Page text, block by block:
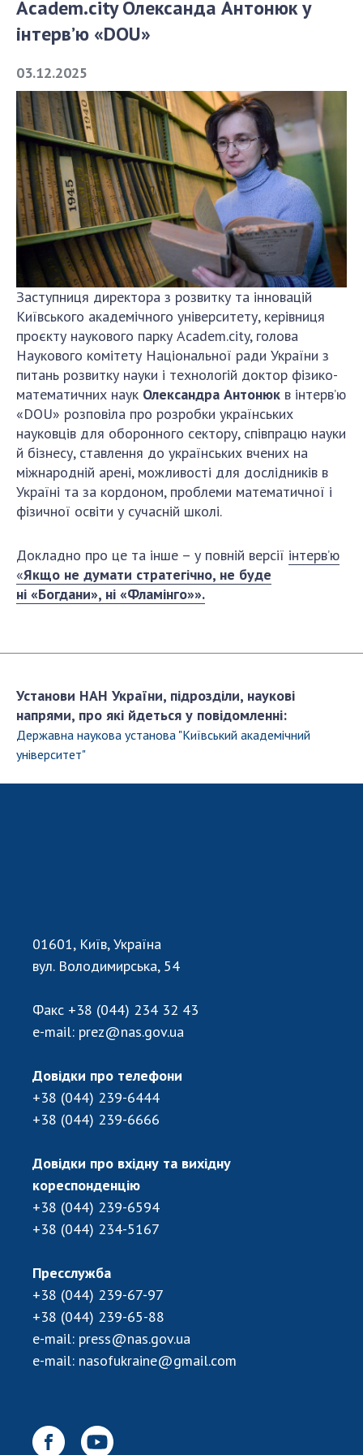
СТРУКТУРА
Президія НАН України
Апарат Президії
Секція фізико-технічних і математичних
наук
Секція хімічних і біологічних наук
Секція суспільних і гуманітарних наук
Установи при Президії
Ради, комітети та комісії
Наукові центри МОН та НАН України
Громадські організації
ДІЯЛЬНІСТЬ
Засідання Президії НАН України
Сесії Загальних зборів НАН України
Річні звіти НАН України
Річні фінансові звіти НАН України
Наукові публікації та видавнича діяльність
трансфер технологій в наукових установах
Наукові об'єкти, що становлять національне
надбання
наукових установ
Конкурси наукових досліджень НАН України
Відкрита наука в НАН України
Підготовка наукових кадрів
ДОКУМЕНТИ
Державний бюджет НАН України
Вибори до складу НАН України
НОВИНИ
ЗАСІДАННЯ ПРЕЗИДІЇ НАН УКРАЇНИ
НАУКОВІ ВИДАННЯ
МЕДІА ПРО НАС
АКАДЕМІЯ КОМЕНТУЄ
КОНТАКТИ
ПРОФСПІЛКА НАН УКРАЇНИ
КАБІНЕТ
Academ.city Олександа Антонюк у
інтерв’ю «DOU»
03.12.2025
Заступниця директора з розвитку та інновацій
Київського академічного університету, керівниця
проєкту наукового парку Academ.city, голова
Наукового комітету Національної ради України з
питань розвитку науки і технологій доктор фізико-
математичних наук Олександра Антонюк в інтерв’ю
«DOU» розповіла про розробки українських
науковців для оборонного сектору, співпрацю науки
й бізнесу, ставлення до українських вчених на
міжнародній арені, можливості для дослідників в
Україні та за кордоном, проблеми математичної і
фізичної освіти у сучасній школі.
Докладно про це та інше – у повній версії інтерв’ю
«Якщо не думати стратегічно, не буде
ні «Богдани», ні «Фламінго»».
Установи НАН України, підрозділи, наукові
напрями, про які йдеться у повідомленні:
Державна наукова установа "Київський академічний
університет"
01601, Київ, Україна
вул. Володимирська, 54
Факс +38 (044) 234 32 43
e-mail: prez@nas.gov.ua
Довідки про телефони
+38 (044) 239-6444
+38 (044) 239-6666
Довідки про вхідну та вихідну
кореспонденцію
+38 (044) 239-6594
+38 (044) 234-5167
Пресслужба
+38 (044) 239-67-97
+38 (044) 239-65-88
e-mail: press@nas.gov.ua
e-mail: nasofukraine@gmail.com